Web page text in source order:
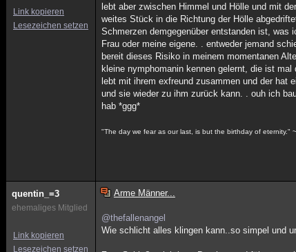
Link kopieren
Lesezeichen setzen
lebt aber zwischen Himmel und Hölle und mit
weites Stück in die Richtung der Hölle
Schmerzen demgegenüber entstanden ist, was
Frau oder meine eigene. . entweder jemand
bereit dieses Risiko in meinem momentanen
kleine nymphomanin kennen gelernt, die ist
lebt mit ihrem exfreund zusammen und der hat
und sie wieder zu ihm zurück kann. . ouh ich
hab *ggg*
"The day we fear as our last, is but the birthday of eternity."
quentin_=3
ehemaliges Mitglied
Link kopieren
Lesezeichen setzen
Arme Männer...
@thefallenangel
Wie schlicht alles klingen kann..so simpel und